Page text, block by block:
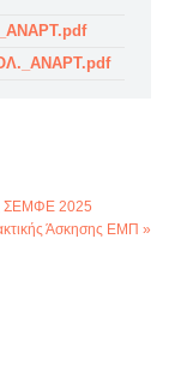
ΣΕΜΦΕ 2025
Άσκησης ΕΜΠ »